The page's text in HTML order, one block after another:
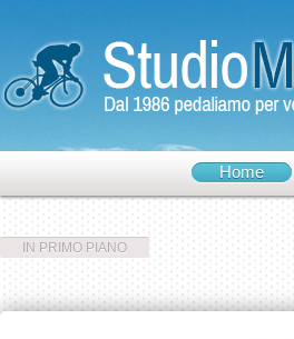
Home
IN PRIMO PIANO